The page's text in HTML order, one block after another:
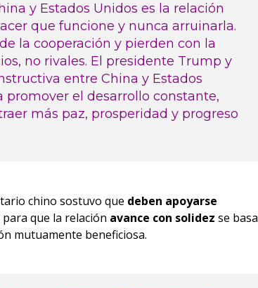
y Estados Unidos es la relación
que funcione y nunca arruinarla.
la cooperación y pierden con la
no rivales. El presidente Trump y
entre China y Estados
promover el desarrollo constante,
más paz, prosperidad y progreso
chino sostuvo que deben apoyarse
que la relación avance con solidez se basa
mutuamente beneficiosa.